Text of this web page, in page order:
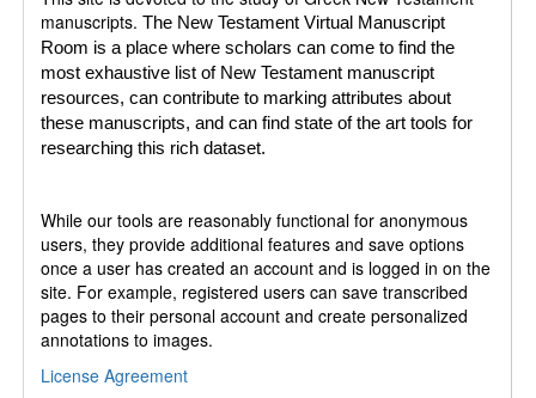
manuscripts. The New Testament Virtual Manuscript
Room is a place where scholars can come to find the
most exhaustive list of New Testament manuscript
resources, can contribute to marking attributes about
these manuscripts, and can find state of the art tools for
researching this rich dataset.
While our tools are reasonably functional for anonymous
users, they provide additional features and save options
once a user has created an account and is logged in on the
site. For example, registered users can save transcribed
pages to their personal account and create personalized
annotations to images.
License Agreement